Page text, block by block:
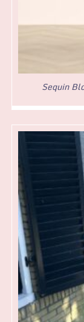
Sequin